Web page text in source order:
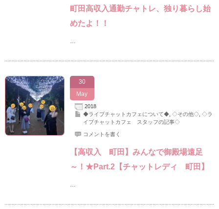
町田高収入通勤チャトレ、独り暮らし始
めたよ！！
…
30
May
2018
◆ライブチャットカフェについて◆, ◇その他◇, ◇ラ
イブチャットカフェ スタッフの記事◇
コメントを書く
【高収入 町田】みんなで御殿場遠足
～！★Part.2【チャットレディ 町田】
…